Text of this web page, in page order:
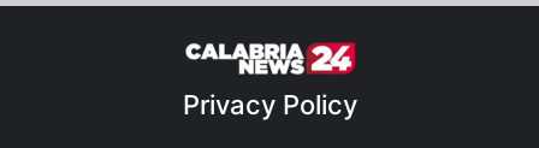
Privacy Policy